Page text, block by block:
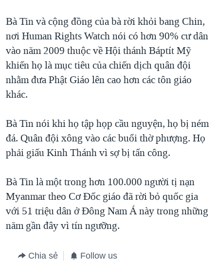
Bà Tin và cộng đồng của bà rời khỏi bang Chin,
nơi Human Rights Watch nói có hơn 90% cư dân
vào năm 2009 thuộc về Hội thánh Báptít Mỹ
khiến họ là mục tiêu của chiến dịch quân đội
nhằm đưa Phật Giáo lên cao hơn các tôn giáo
khác.
Bà Tin nói khi họ tập họp cầu nguyện, họ bị ném
đá. Quân đội xông vào các buổi thờ phượng. Họ
phải giấu Kinh Thánh vì sợ bị tấn công.
Bà Tin là một trong hơn 100.000 người tị nạn
Myanmar theo Cơ Đốc giáo đã rời bỏ quốc gia
với 51 triệu dân ở Đông Nam Á này trong những
năm gần đây vì tín ngưỡng.
Chia sẻ Follow us